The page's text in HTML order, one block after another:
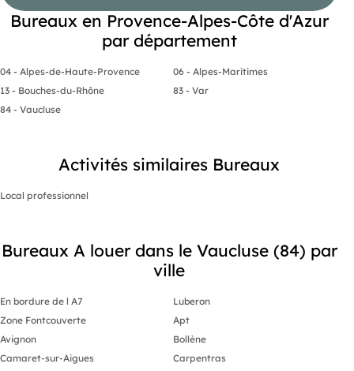
Bureaux en Provence-Alpes-Côte d'Azur
par département
04 - Alpes-de-Haute-Provence
06 - Alpes-Maritimes
13 - Bouches-du-Rhône
83 - Var
84 - Vaucluse
Activités similaires Bureaux
Local professionnel
Bureaux A louer dans le Vaucluse (84) par
ville
En bordure de l A7
Luberon
Zone Fontcouverte
Apt
Avignon
Bollène
Camaret-sur-Aigues
Carpentras